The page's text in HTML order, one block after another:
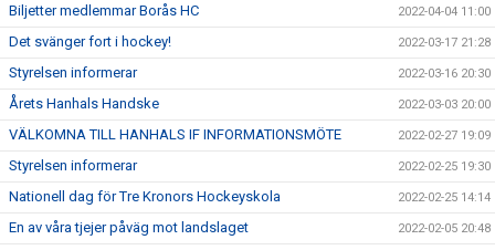
Biljetter medlemmar Borås HC 2022-04-04 11:00
Det svänger fort i hockey! 2022-03-17 21:28
Styrelsen informerar 2022-03-16 20:30
Årets Hanhals Handske 2022-03-03 20:00
VÄLKOMNA TILL HANHALS IF INFORMATIONSMÖTE 2022-02-27 19:09
Styrelsen informerar 2022-02-25 19:30
Nationell dag för Tre Kronors Hockeyskola 2022-02-25 14:14
En av våra tjejer påväg mot landslaget 2022-02-05 20:48